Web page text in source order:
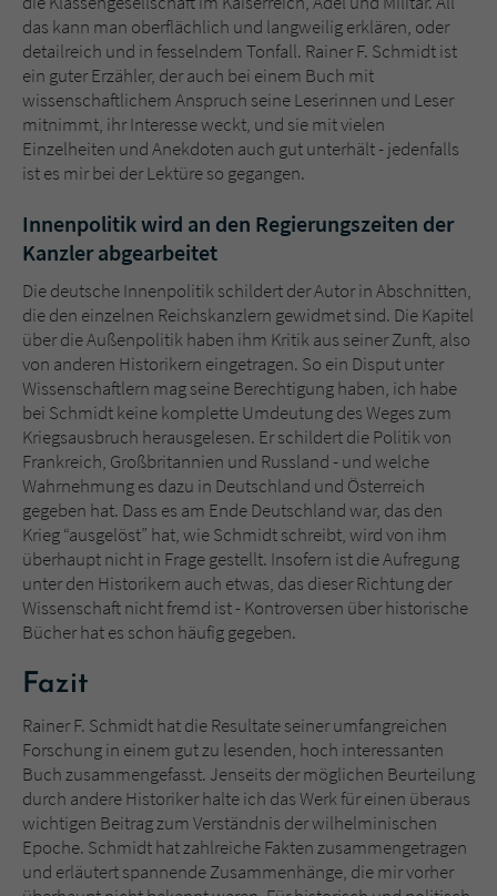
das kann man oberflächlich und langweilig erklären, oder
detailreich und in fesselndem Tonfall. Rainer F. Schmidt ist
ein guter Erzähler, der auch bei einem Buch mit
wissenschaftlichem Anspruch seine Leserinnen und Leser
mitnimmt, ihr Interesse weckt, und sie mit vielen
Einzelheiten und Anekdoten auch gut unterhält - jedenfalls
ist es mir bei der Lektüre so gegangen.
Innenpolitik wird an den Regierungszeiten der
Kanzler abgearbeitet
Die deutsche Innenpolitik schildert der Autor in Abschnitten,
die den einzelnen Reichskanzlern gewidmet sind. Die Kapitel
über die Außenpolitik haben ihm Kritik aus seiner Zunft, also
von anderen Historikern eingetragen. So ein Disput unter
Wissenschaftlern mag seine Berechtigung haben, ich habe
bei Schmidt keine komplette Umdeutung des Weges zum
Kriegsausbruch herausgelesen. Er schildert die Politik von
Frankreich, Großbritannien und Russland - und welche
Wahrnehmung es dazu in Deutschland und Österreich
gegeben hat. Dass es am Ende Deutschland war, das den
Krieg “ausgelöst” hat, wie Schmidt schreibt, wird von ihm
überhaupt nicht in Frage gestellt. Insofern ist die Aufregung
unter den Historikern auch etwas, das dieser Richtung der
Wissenschaft nicht fremd ist - Kontroversen über historische
Bücher hat es schon häufig gegeben.
Fazit
Rainer F. Schmidt hat die Resultate seiner umfangreichen
Forschung in einem gut zu lesenden, hoch interessanten
Buch zusammengefasst. Jenseits der möglichen Beurteilung
durch andere Historiker halte ich das Werk für einen überaus
wichtigen Beitrag zum Verständnis der wilhelminischen
Epoche. Schmidt hat zahlreiche Fakten zusammengetragen
und erläutert spannende Zusammenhänge, die mir vorher